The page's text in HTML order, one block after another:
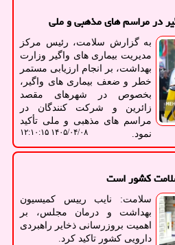
در مراسم های مذهبی و ملی
به گزارش سلامت، رئیس مرکز
مدیریت بیماری های واگیر وزارت
بهداشت، بر انجام ارزیابی مستمر
خطر و ضعف بیماری های واگیر،
بخصوص در شهرهای مقصد
زائرین و شرکت کنندگان در
مراسم های مذهبی و ملی تأکید
نمود.
۱۴۰۵/۰۴/۰۸ ۱۲:۱۰:۱۵
کشور است
سلامت: نایب رییس کمیسیون
بهداشت و درمان مجلس، بر
اهمیت بروزرسانی ذخایر راهبردی
دارویی کشور تاکید کرد.